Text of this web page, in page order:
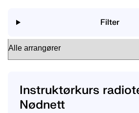
Filter
Instruktørkurs
Nødnett